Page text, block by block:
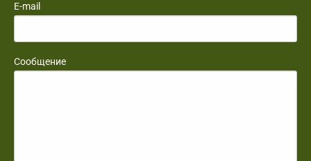
E-mail
Сообщение